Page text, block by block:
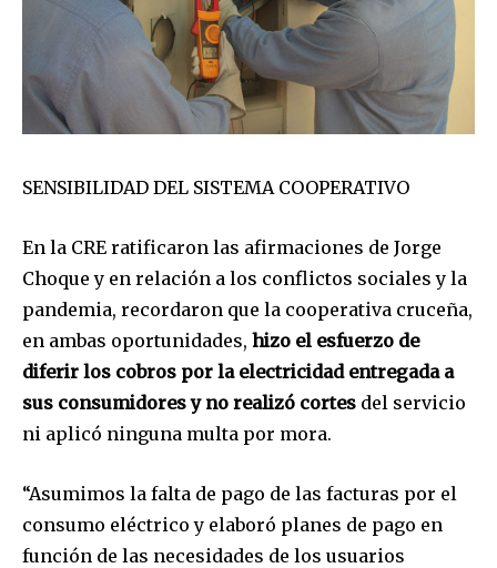
SENSIBILIDAD DEL SISTEMA COOPERATIVO
En la CRE ratificaron las afirmaciones de Jorge
Choque y en relación a los conflictos sociales y la
pandemia, recordaron que la cooperativa cruceña,
en ambas oportunidades, hizo el esfuerzo de
diferir los cobros por la electricidad entregada a
sus consumidores y no realizó cortes del servicio
ni aplicó ninguna multa por mora.
“Asumimos la falta de pago de las facturas por el
consumo eléctrico y elaboró planes de pago en
función de las necesidades de los usuarios